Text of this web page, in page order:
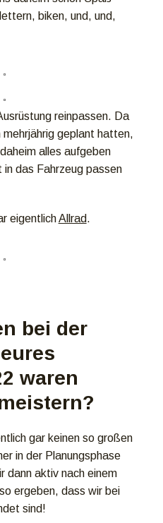
biken, und, und,
reinpassen. Da
mehrjährig geplant hatten,
alles aufgeben
in das Fahrzeug passen
eigentlichAllrad.
bei der
waren
gar keinen so großen
in der Planungsphase
dann aktiv nach einem
ergeben, dass wir bei
sind!